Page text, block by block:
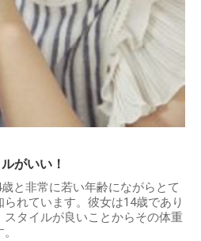
がいい！
と非常に若い年齢にながらとて
れています。彼女は14歳であり
タイルが良いことからその体重